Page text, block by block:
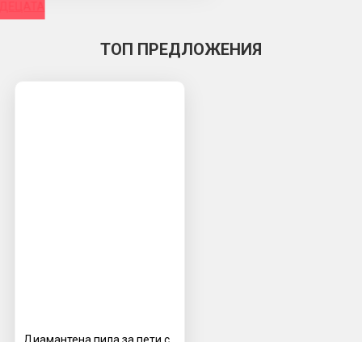
ТОП ПРЕДЛОЖЕНИЯ